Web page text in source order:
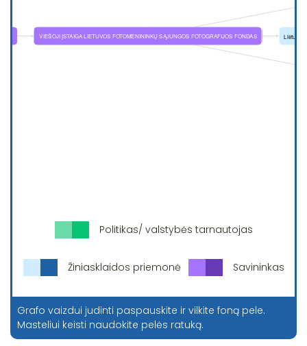
Politikas/ valstybės tarnautojas
Žiniasklaidos priemonė Savininkas
Grafo vaizdui judinti paspauskite ir vilkite foną pele.
Masteliui keisti naudokite pelės ratuką.